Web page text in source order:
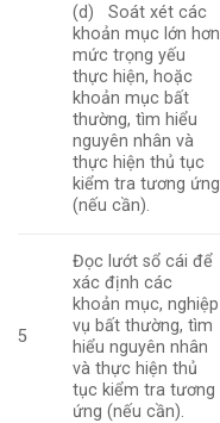
(d) Soát xét các
khoản mục lớn hơn
mức trọng yếu
thực hiện, hoặc
khoản mục bất
thường, tìm hiểu
nguyên nhân và
thực hiện thủ tục
kiểm tra tương ứng
(nếu cần).
5
Đọc lướt sổ cái để
xác định các
khoản mục, nghiệp
vụ bất thường, tìm
hiểu nguyên nhân
và thực hiện thủ
tục kiểm tra tương
ứng (nếu cần).